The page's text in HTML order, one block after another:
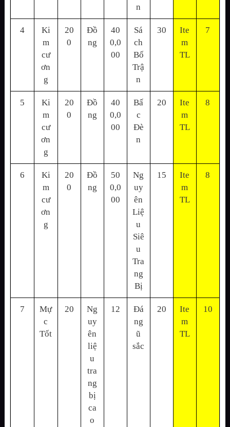
n
4
Ki
m
cư
ơn
g
20
0
Đồ
ng
40
0,0
00
Sá
ch
Bố
Trậ
n
30
Ite
m
TL
7
5
Ki
m
cư
ơn
g
20
0
Đồ
ng
40
0,0
00
Bấ
c
Đè
n
20
Ite
m
TL
8
6
Ki
m
cư
ơn
g
20
0
Đồ
ng
50
0,0
00
Ng
uy
ên
Liệ
u
Siê
u
Tra
ng
Bị
15
Ite
m
TL
8
7
Mự
c
Tốt
20
Ng
uy
ên
liệ
u
tra
ng
bị
ca
o
12
Đá
ng
ũ
sắc
20
Ite
m
TL
10